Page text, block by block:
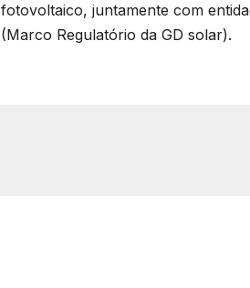
fotovoltaico, juntamente com
(Marco Regulatório da GD solar).